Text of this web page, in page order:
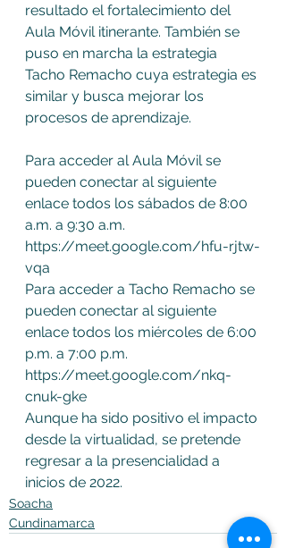
resultado el fortalecimiento del
Aula Móvil itinerante. También se
puso en marcha la estrategia
Tacho Remacho cuya estrategia es
similar y busca mejorar los
procesos de aprendizaje.
Para acceder al Aula Móvil se
pueden conectar al siguiente
enlace todos los sábados de 8:00
a.m. a 9:30 a.m.
https://meet.google.com/hfu-rjtw-
vqa
Para acceder a Tacho Remacho se
pueden conectar al siguiente
enlace todos los miércoles de 6:00
p.m. a 7:00 p.m.
https://meet.google.com/nkq-
cnuk-gke
Aunque ha sido positivo el impacto
desde la virtualidad, se pretende
regresar a la presencialidad a
inicios de 2022.
Soacha
Cundinamarca